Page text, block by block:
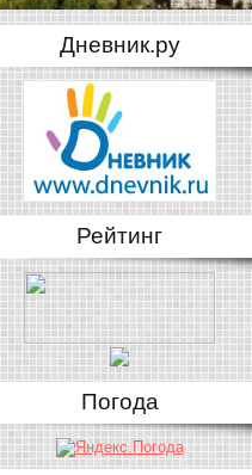
Дневник.ру
Рейтинг
Погода